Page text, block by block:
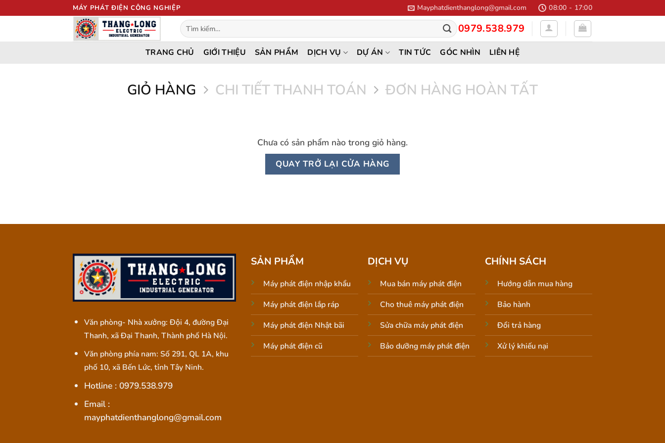
qua
MÁY PHÁT ĐIỆN CÔNG NGHIỆP Mayphatdienthanglong@gmail.com 08:00 - 17:00
Tìm
kiếm:
0979.538.979
TRANG CHỦ GIỚI THIỆU SẢN PHẨM DỊCH VỤ DỰ ÁN TIN TỨC GÓC NHÌN LIÊN HỆ
GIỎ HÀNG CHI TIẾT THANH TOÁN ĐƠN HÀNG HOÀN TẤT
Chưa có sản phẩm nào trong giỏ hàng.
QUAY TRỞ LẠI CỬA HÀNG
Văn phòng- Nhà xưởng: Đội 4, đường Đại
Thanh, xã Đại Thanh, Thành phố Hà Nội.
Văn phòng phía nam: Số 291, QL 1A, khu
phố 10, xã Bến Lức, tỉnh Tây Ninh.
Hotline : 0979.538.979
Email :
mayphatdienthanglong@gmail.com
SẢN PHẨM
Máy phát điện nhập khẩu
Máy phát điện lắp ráp
Máy phát điện Nhật bãi
Máy phát điện cũ
DỊCH VỤ
Mua bán máy phát điện
Cho thuê máy phát điện
Sửa chữa máy phát điện
Bảo dưỡng máy phát điện
CHÍNH SÁCH
Hướng dẫn mua hàng
Bảo hành
Đổi trả hàng
Xử lý khiếu nại